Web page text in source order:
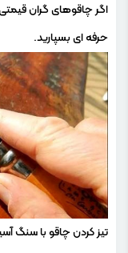
اگر چاقوهای گران قیمتی
حرفه ای بسپارید.
تیز کردن چاقو با سنگ